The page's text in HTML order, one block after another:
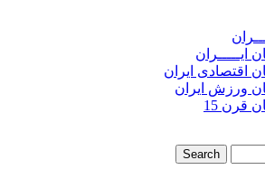
ایـــــران
اقتصادی ایران
ورزش ایران
قرن 15